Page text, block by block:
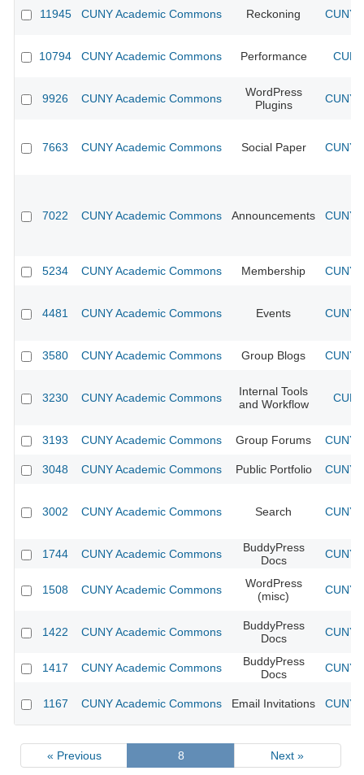
11945 CUNY Academic Commons Reckoning CUNY
10794 CUNY Academic Commons Performance
9926 CUNY Academic Commons
WordPress
Plugins
CUNY
7663 CUNY Academic Commons Social Paper CUNY
7022 CUNY Academic Commons Announcements CUNY
5234 CUNY Academic Commons Membership CUNY
4481 CUNY Academic Commons Events CUNY
3580 CUNY Academic Commons Group Blogs CUNY
3230 CUNY Academic Commons
Internal Tools
and Workflow
3193 CUNY Academic Commons Group Forums CUNY
3048 CUNY Academic Commons Public Portfolio CUNY
3002 CUNY Academic Commons Search CUNY
1744 CUNY Academic Commons
BuddyPress
Docs
CUNY
1508 CUNY Academic Commons
WordPress
(misc)
CUNY
1422 CUNY Academic Commons
BuddyPress
Docs
CUNY
1417 CUNY Academic Commons
BuddyPress
Docs
CUNY
1167 CUNY Academic Commons Email Invitations CUNY
« Previous 8 Next »